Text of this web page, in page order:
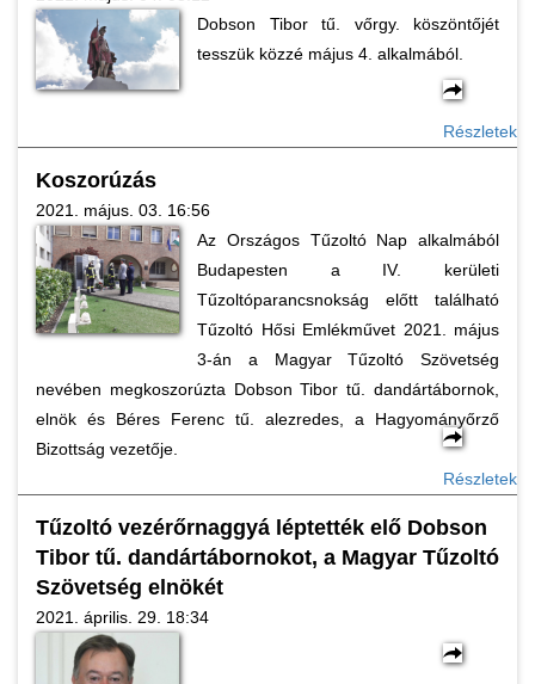
Dobson Tibor tű. vőrgy. köszöntőjét
tesszük közzé május 4. alkalmából.
Részletek
Koszorúzás
2021. május. 03. 16:56
Az Országos Tűzoltó Nap alkalmából
Budapesten a IV. kerületi
Tűzoltóparancsnokság előtt található
Tűzoltó Hősi Emlékművet 2021. május
3-án a Magyar Tűzoltó Szövetség
nevében megkoszorúzta Dobson Tibor tű. dandártábornok,
elnök és Béres Ferenc tű. alezredes, a Hagyományőrző
Bizottság vezetője.
Részletek
Tűzoltó vezérőrnaggyá léptették elő Dobson
Tibor tű. dandártábornokot, a Magyar Tűzoltó
Szövetség elnökét
2021. április. 29. 18:34